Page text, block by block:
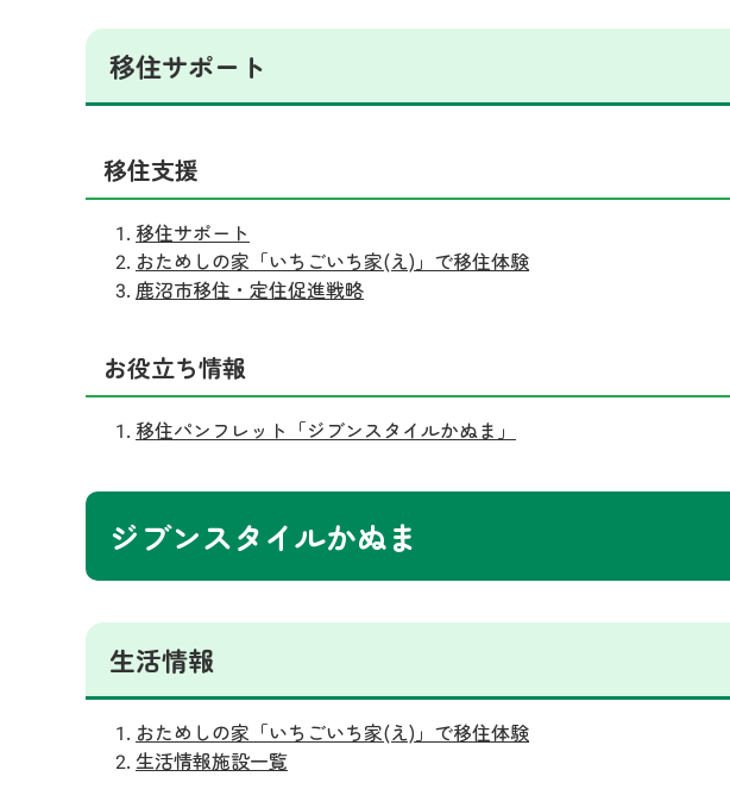
移住サポート
移住支援
移住サポート
おためしの家「いちごいち家(え)」で移住体験
鹿沼市移住・定住促進戦略
お役立ち情報
移住パンフレット「ジブンスタイルかぬま」
ジブンスタイルかぬま
生活情報
おためしの家「いちごいち家(え)」で移住体験
生活情報施設一覧